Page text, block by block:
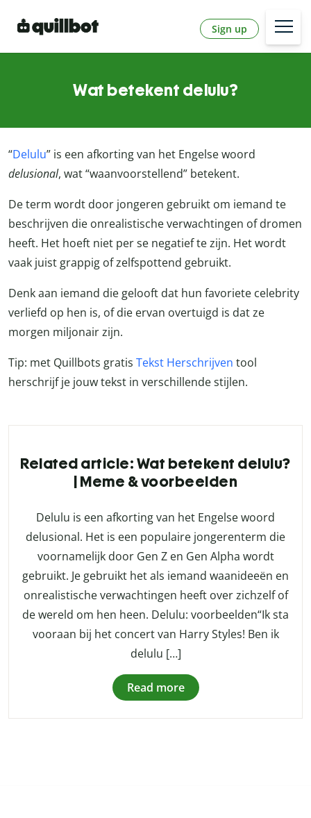
Sign up
Wat betekent delulu?
“Delulu” is een afkorting van het Engelse woord
delusional, wat “waanvoorstellend” betekent.
De term wordt door jongeren gebruikt om iemand te
beschrijven die onrealistische verwachtingen of dromen
heeft. Het hoeft niet per se negatief te zijn. Het wordt
vaak juist grappig of zelfspottend gebruikt.
Denk aan iemand die gelooft dat hun favoriete celebrity
verliefd op hen is, of die ervan overtuigd is dat ze
morgen miljonair zijn.
Tip: met Quillbots gratis Tekst Herschrijven tool
herschrijf je jouw tekst in verschillende stijlen.
Related article: Wat betekent delulu?
| Meme & voorbeelden
Delulu is een afkorting van het Engelse woord
delusional. Het is een populaire jongerenterm die
voornamelijk door Gen Z en Gen Alpha wordt
gebruikt. Je gebruikt het als iemand waanideeën en
onrealistische verwachtingen heeft over zichzelf of
de wereld om hen heen. Delulu: voorbeelden“Ik sta
vooraan bij het concert van Harry Styles! Ben ik
delulu […]
Read more